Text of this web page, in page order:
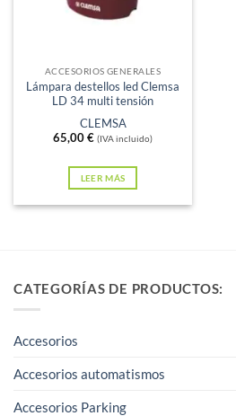
ACCESORIOS GENERALES
Lámpara destellos led Clemsa
LD 34 multi tensión
CLEMSA
65,00€ (IVA incluido)
LEER MÁS
CATEGORÍAS DE PRODUCTOS:
Accesorios
Accesorios automatismos
Accesorios Parking